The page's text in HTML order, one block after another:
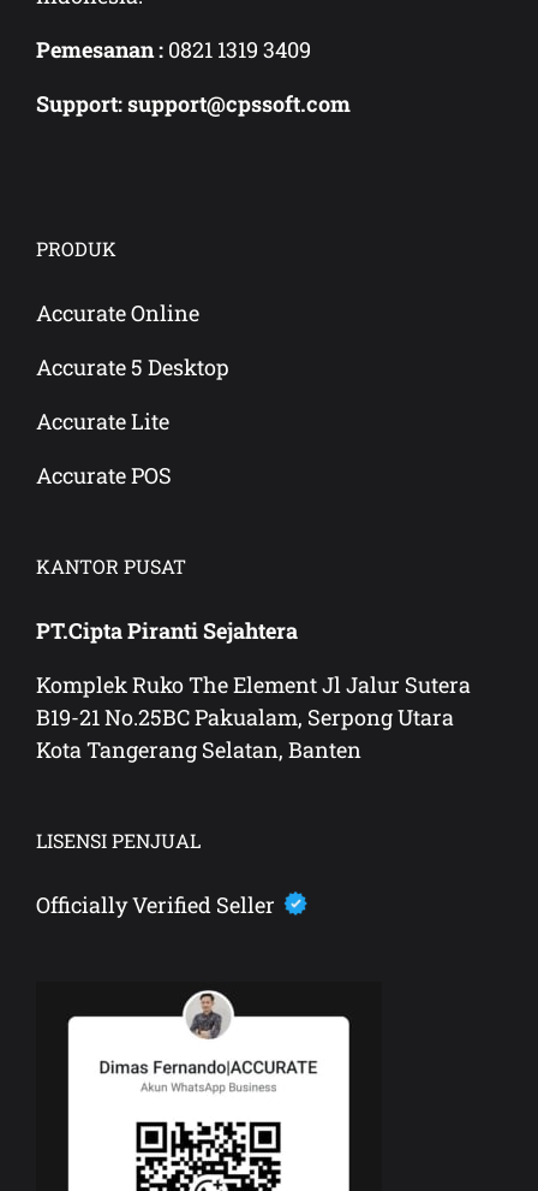
Pemesanan : 0821 1319 3409
Support: support@cpssoft.com
PRODUK
Accurate Online
Accurate 5 Desktop
Accurate Lite
Accurate POS
KANTOR PUSAT
PT.Cipta Piranti Sejahtera
Komplek Ruko The Element Jl Jalur Sutera
B19-21 No.25BC Pakualam, Serpong Utara
Kota Tangerang Selatan, Banten
LISENSI PENJUAL
Officially Verified Seller